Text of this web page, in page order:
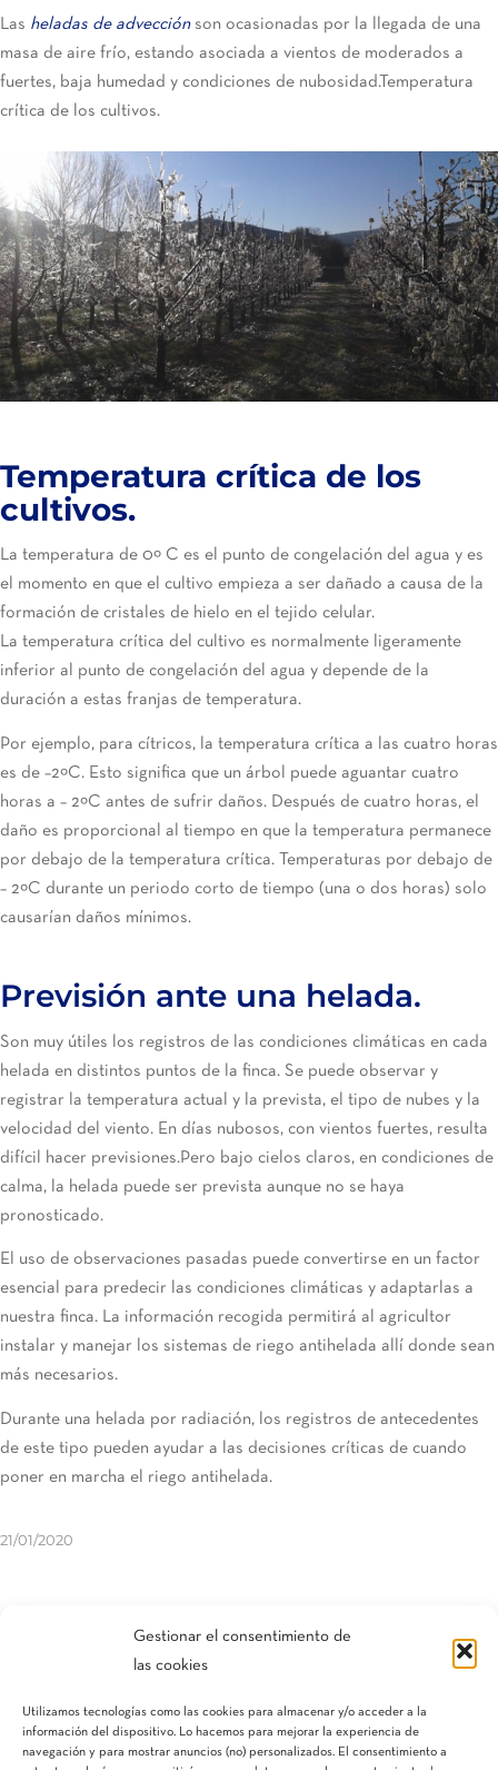
Gestionar el consentimiento de
las cookies
Utilizamos tecnologías como las cookies para almacenar y/o acceder a la
información del dispositivo. Lo hacemos para mejorar la experiencia de
navegación y para mostrar anuncios (no) personalizados. El consentimiento a
Las heladas de advecciónson ocasionadas por la llegada de una
masa de aire frío, estando asociada a vientos de moderados a
fuertes, baja humedad y condiciones de nubosidad.Temperatura
crítica de los cultivos.
Temperatura crítica de los
cultivos.
La temperatura de 0º C es el punto de congelación del agua y es
el momento en que el cultivo empieza a ser dañado a causa de la
formación de cristales de hielo en el tejido celular.
La temperatura crítica del cultivo es normalmente ligeramente
inferior al punto de congelación del agua y depende de la
duración a estas franjas de temperatura.
Por ejemplo, para cítricos, la temperatura crítica a las cuatro horas
es de –2ºC. Esto significa que un árbol puede aguantar cuatro
horas a – 2ºC antes de sufrir daños. Después de cuatro horas, el
daño es proporcional al tiempo en que la temperatura permanece
por debajo de la temperatura crítica. Temperaturas por debajo de
– 2ºC durante un periodo corto de tiempo (una o dos horas) solo
causarían daños mínimos.
Previsión ante una helada.
Son muy útiles los registros de las condiciones climáticas en cada
helada en distintos puntos de la finca. Se puede observar y
registrar la temperatura actual y la prevista, el tipo de nubes y la
velocidad del viento. En días nubosos, con vientos fuertes, resulta
difícil hacer previsiones.Pero bajo cielos claros, en condiciones de
calma, la helada puede ser prevista aunque no se haya
pronosticado.
El uso de observaciones pasadas puede convertirse en un factor
esencial para predecir las condiciones climáticas y adaptarlas a
nuestra finca. La información recogida permitirá al agricultor
instalar y manejar los sistemas de riego antihelada allí donde sean
más necesarios.
Durante una helada por radiación, los registros de antecedentes
de este tipo pueden ayudar a las decisiones críticas de cuando
poner en marcha el riego antihelada.
21/01/2020